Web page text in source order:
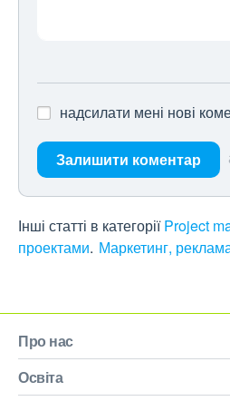
надсилати мені нові
Залишити коментар
Інші статті в категорії Project
проектами Маркетинг,
Про нас
Освіта